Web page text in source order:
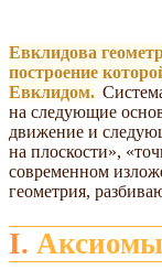
Евклидова
построение
Евклидом.
на следующие
движение и
на плоскости»,
современном
геометрия,
I.